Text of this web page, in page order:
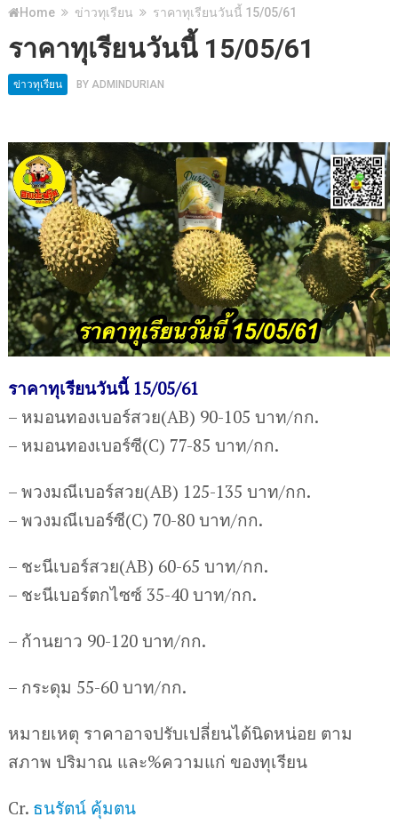
Home ข่าวทุเรียน ราคาทุเรียนวันนี้ 15/05/61
ราคาทุเรียนวันนี้ 15/05/61
ข่าวทุเรียน BY ADMINDURIAN
ราคาทุเรียนวันนี้ 15/05/61
– หมอนทองเบอร์สวย(AB) 90-105 บาท/กก.
– หมอนทองเบอร์ซี(C) 77-85 บาท/กก.
– พวงมณีเบอร์สวย(AB) 125-135 บาท/กก.
– พวงมณีเบอร์ซี(C) 70-80 บาท/กก.
– ชะนีเบอร์สวย(AB) 60-65 บาท/กก.
– ชะนีเบอร์ตกไซซ์ 35-40 บาท/กก.
– ก้านยาว 90-120 บาท/กก.
– กระดุม 55-60 บาท/กก.
หมายเหตุ ราคาอาจปรับเปลี่ยนได้นิดหน่อย ตาม
สภาพ ปริมาณ และ%ความแก่ ของทุเรียน
Cr. ธนรัตน์ คุ้มตน